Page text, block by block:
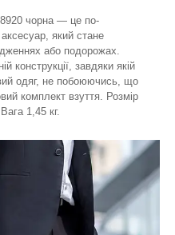
чорна — це по-
який стане
або подорожах.
конструкції, завдяки якій
одяг, не побоюючись, що
комплект взуття. Розмір
1,45 кг.